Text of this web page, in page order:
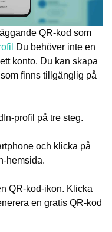
QR-kod som
Du behöver inte en
konto. Du kan skapa
finns tillgänglig på
profil på tre steg.
och klicka på
hemsida.
QR-kod-ikon. Klicka
en gratis QR-kod